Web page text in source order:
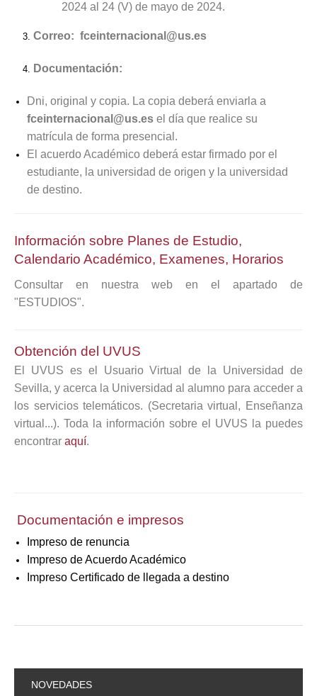
2024 al 24 (V) de mayo de 2024.
Correo: fceinternacional@us.es
Documentación:
Dni, original y copia. La copia deberá enviarla a
fceinternacional@us.es el día que realice su
matrícula de forma presencial.
El acuerdo Académico deberá estar firmado por el
estudiante, la universidad de origen y la universidad
de destino.
Información sobre Planes de Estudio,
Calendario Académico, Examenes, Horarios
Consultar en nuestra web en el apartado de
"ESTUDIOS".
Obtención del UVUS
El UVUS es el Usuario Virtual de la Universidad de
Sevilla, y acerca la Universidad al alumno para acceder a
los servicios telemáticos. (Secretaria virtual, Enseñanza
virtual...). Toda la información sobre el UVUS la puedes
encontrar aquí.
Documentación e impresos
Impreso de renuncia
Impreso de Acuerdo Académico
Impreso Certificado de llegada a destino
NOVEDADES